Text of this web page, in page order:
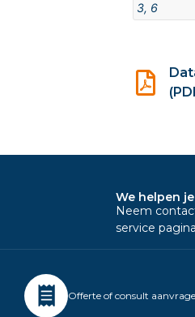
3, 6
We helpen
Neem
service pagina
Offerte of consult